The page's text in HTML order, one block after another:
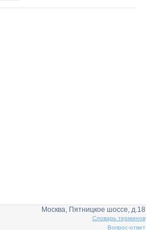
Москва, Пятницкое шоссе, д.18
Словарь терминов
Вопрос-ответ